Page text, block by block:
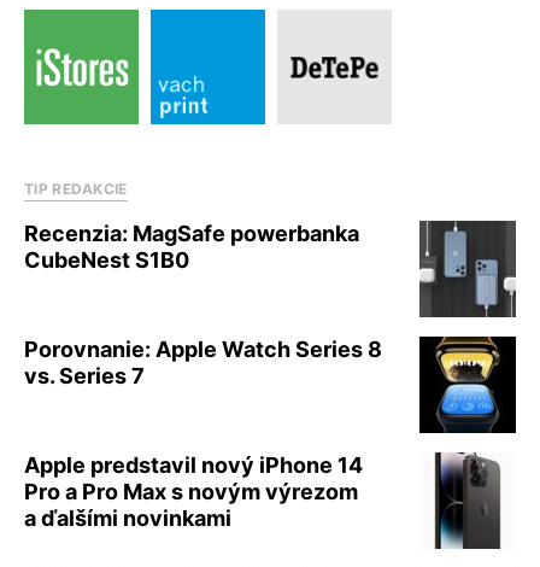
TIP REDAKCIE
Recenzia: MagSafe powerbanka
CubeNest S1B0
Porovnanie: Apple Watch Series 8
vs. Series 7
Apple predstavil nový iPhone 14
Pro a Pro Max s novým výrezom
a ďalšími novinkami